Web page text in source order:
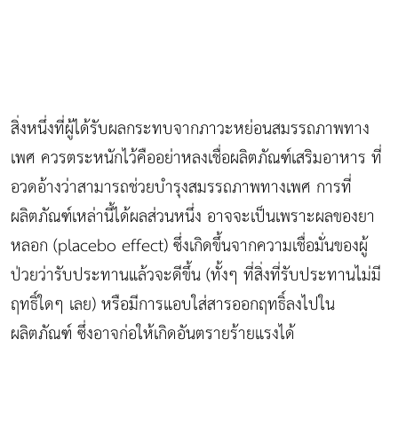
สิ่งหนึ่งที่ผู้ได้รับผลกระทบจากภาวะหย่อนสมรรถภาพทาง
เพศ ควรตระหนักไว้คืออย่าหลงเชื่อผลิตภัณฑ์เสริมอาหาร ที่
อวดอ้างว่าสามารถช่วยบำรุงสมรรถภาพทางเพศ การที่
ผลิตภัณฑ์เหล่านี้ได้ผลส่วนหนึ่ง อาจจะเป็นเพราะผลของยา
หลอก (placebo effect) ซึ่งเกิดขึ้นจากความเชื่อมั่นของผู้
ป่วยว่ารับประทานแล้วจะดีขึ้น (ทั้งๆ ที่สิ่งที่รับประทานไม่มี
ฤทธิ์ใดๆ เลย) หรือมีการแอบใส่สารออกฤทธิ์ลงไปใน
ผลิตภัณฑ์ ซึ่งอาจก่อให้เกิดอันตรายร้ายแรงได้